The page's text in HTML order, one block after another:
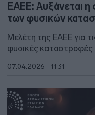
ΕΑΕΕ: Αυξάνεται η
των φυσικών
Μελέτη της ΕΑΕΕ για
φυσικές καταστροφές
07.04.2026 - 11:31